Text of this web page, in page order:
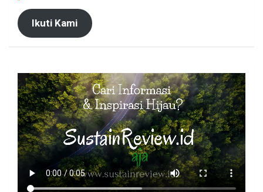
Ikuti Kami